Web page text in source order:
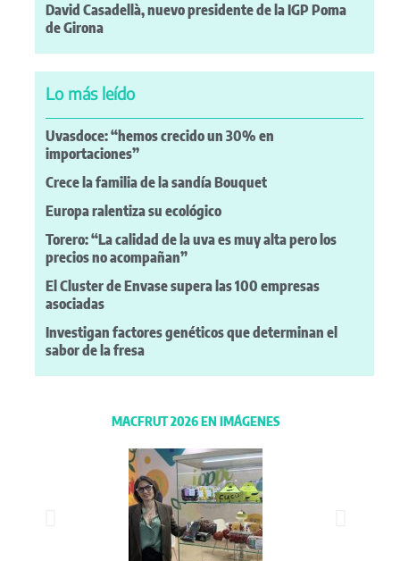
David Casadellà, nuevo presidente de la IGP Poma
de Girona
Lo más leído
Uvasdoce: “hemos crecido un 30% en
importaciones”
Crece la familia de la sandía Bouquet
Europa ralentiza su ecológico
Torero: “La calidad de la uva es muy alta pero los
precios no acompañan”
El Cluster de Envase supera las 100 empresas
asociadas
Investigan factores genéticos que determinan el
sabor de la fresa
MACFRUT 2026 EN IMÁGENES